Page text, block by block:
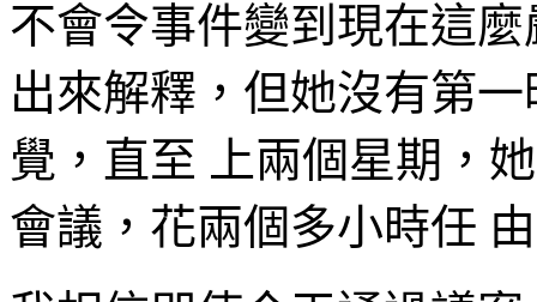
不會令事件變到現在這
出來解釋，但她沒有第
覺，直至 上兩個星期，
會議，花兩個多小時任